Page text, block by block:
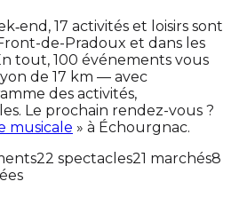
17 activités et loisirs sont
de-Pradoux et dans les
tout, 100 événements vous
de 17 km — avec
des activités,
Le prochain rendez-vous ?
musicale » à Échourgnac.
22 spectacles21 marchés8